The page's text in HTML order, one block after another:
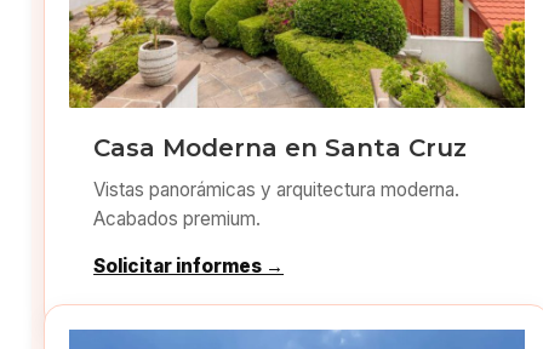
Casa Moderna en Santa Cruz
Vistas panorámicas y arquitectura moderna.
Acabados premium.
Solicitar informes →